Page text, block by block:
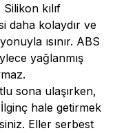
kılıf
daha kolaydır ve
ısınır. ABS
yağlanmış
sona ulaşırken,
hale getirmek
Eller serbest